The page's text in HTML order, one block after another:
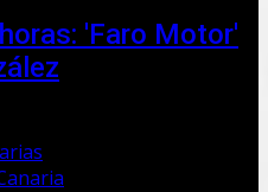
'Faro Motor'